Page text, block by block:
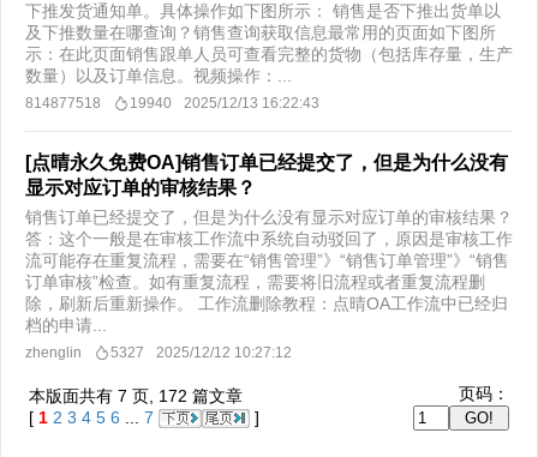
下推发货通知单。具体操作如下图所示： 销售是否下推出货单以
及下推数量在哪查询？销售查询获取信息最常用的页面如下图所
示：在此页面销售跟单人员可查看完整的货物（包括库存量，生产
数量）以及订单信息。视频操作：...
814877518 19940 2025/12/13 16:22:43
[点晴永久免费OA]销售订单已经提交了，但是为什么没有
显示对应订单的审核结果？
销售订单已经提交了，但是为什么没有显示对应订单的审核结果？ ​
答：这个一般是在审核工作流中系统自动驳回了，原因是审核工作
流可能存在重复流程，需要在“销售管理”》“销售订单管理”》“销售
订单审核”检查。如有重复流程，需要将旧流程或者重复流程删
除，刷新后重新操作。 工作流删除教程：点晴OA工作流中已经归
档的申请...
zhenglin 5327 2025/12/12 10:27:12
本版面共有 7 页, 172 篇文章
[ 1 2 3 4 5 6 7 ]
页码：